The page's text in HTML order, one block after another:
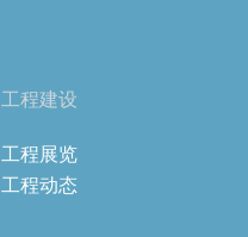
工程建设
工程展览
工程动态